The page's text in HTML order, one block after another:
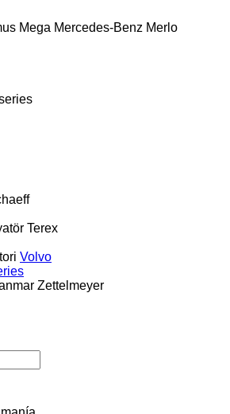
Mega Mercedes-Benz Merlo
Terex
Volvo
Zettelmeyer